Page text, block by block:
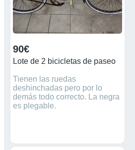
90€
Lote de 2 bicicletas de paseo
Tienen las ruedas
deshinchadas pero por lo
demás todo correcto. La negra
es plegable.